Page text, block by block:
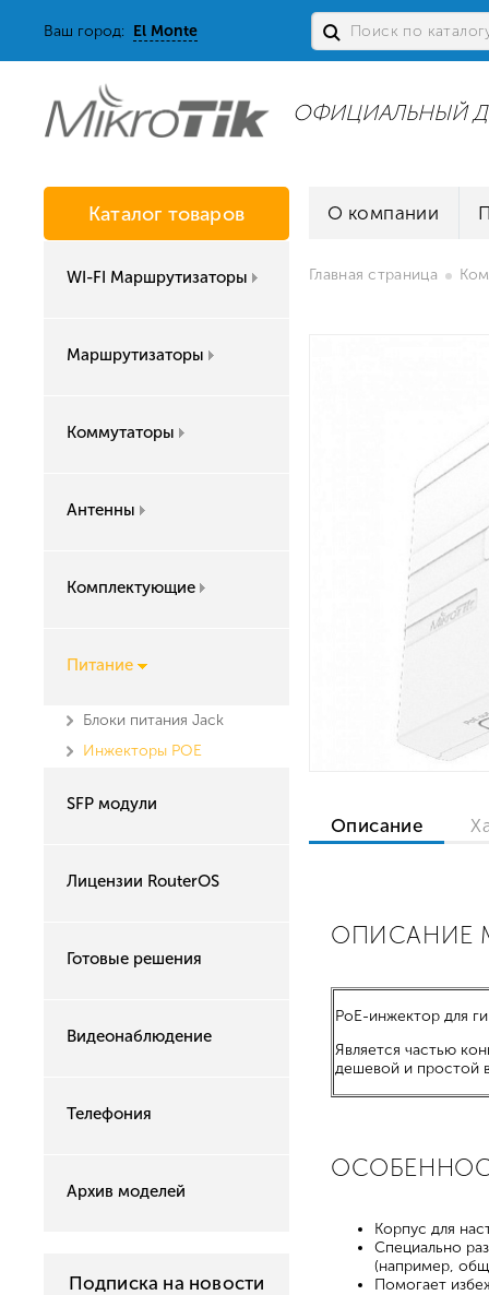
Ваш город: El Monte
ОФИЦИАЛЬНЫЙ
Каталог товаров
WI-FI Маршрутизаторы
Маршрутизаторы
Коммутаторы
Антенны
Комплектующие
Питание
Блоки питания Jack
Инжекторы POE
SFP модули
Лицензии RouterOS
Готовые решения
Видеонаблюдение
Телефония
Архив моделей
Подписка на новости
О компании
Главная страница
Описание
ОПИСАНИЕ
PoE-инжектор для
Является частью
дешевой и простой
Корпус для
Специально
(например,
Помогает